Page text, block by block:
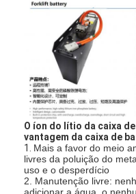
O íon do lítio da caixa
vantagem da caixa de
1. Mais a favor do meio
livres da poluição do
uso e o desperdício
2. Manutenção livre: